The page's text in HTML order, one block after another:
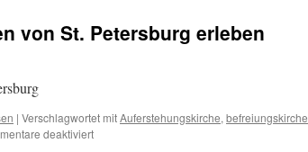
von St. Petersburg erleben
| Verschlagwortet mitAuferstehungskirche, befreiungskirche
deaktiviertfür